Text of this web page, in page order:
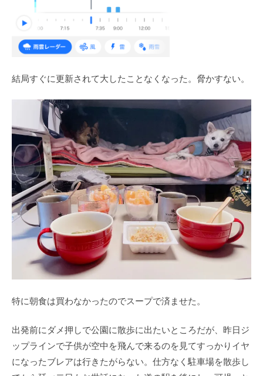
結局すぐに更新されて大したことなくなった。脅かすない。
特に朝食は買わなかったのでスープで済ませた。
出発前にダメ押しで公園に散歩に出たいところだが、昨日ジ
ップラインで子供が空中を飛んで来るのを見てすっかりイヤ
になったブレアは行きたがらない。仕方なく駐車場を散歩し